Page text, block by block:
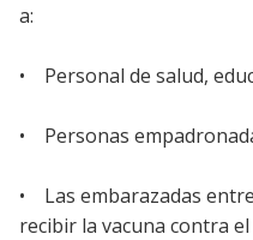
a:
• Personal de salud,
• Personas
• Las embarazadas
recibir la vacuna contra